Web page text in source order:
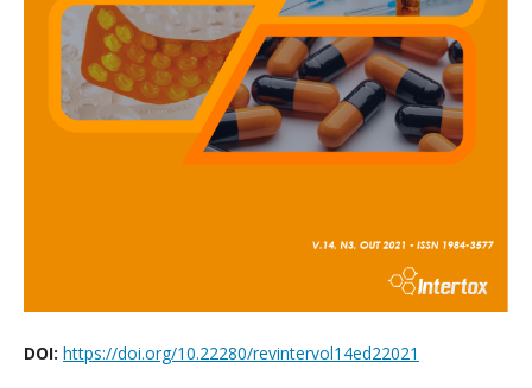
DOI: https://doi.org/10.22280/revintervol14ed22021